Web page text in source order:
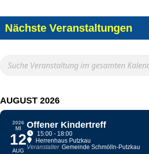
Nächste Veranstaltungen
AUGUST 2026
2026
MI
12
AUG
Offener Kindertreff
15:00 - 18:00
Herrenhaus Putzkau
Veranstalter Gemeinde Schmölln-Putzkau